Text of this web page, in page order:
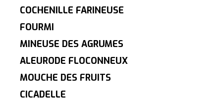
COCHENILLE FARINEUSE
FOURMI
MINEUSE DES AGRUMES
ALEURODE FLOCONNEUX
MOUCHE DES FRUITS
CICADELLE